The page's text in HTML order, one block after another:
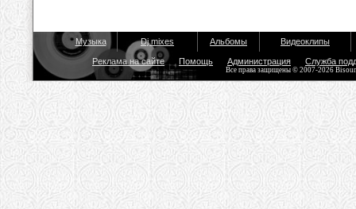
Музыка Dj mixes Альбомы Видеоклипы
Реклама на сайте Помощь Администрация Служба
Все права защищены © 2007-2026